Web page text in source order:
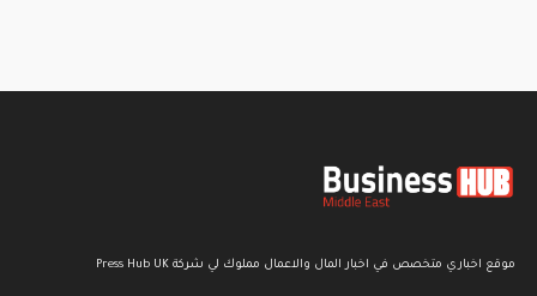
موقع اخباري متخصص في اخبار المال والاعمال مملوك لي شركة Press Hub UK